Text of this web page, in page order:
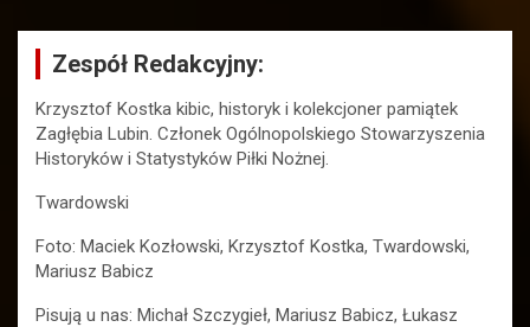
Zespół Redakcyjny:
Krzysztof Kostka kibic, historyk i kolekcjoner pamiątek
Zagłębia Lubin. Członek Ogólnopolskiego Stowarzyszenia
Historyków i Statystyków Piłki Nożnej.
Twardowski
Foto: Maciek Kozłowski, Krzysztof Kostka, Twardowski,
Mariusz Babicz
Pisują u nas: Michał Szczygieł, Mariusz Babicz, Łukasz